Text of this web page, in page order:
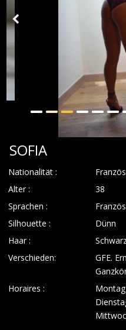
SOFIA
Nationalität :
Alter :
38
Sprachen :
Silhouette :
Dünn
Haar :
Verschieden:
GFE.
Horaires :
Montag